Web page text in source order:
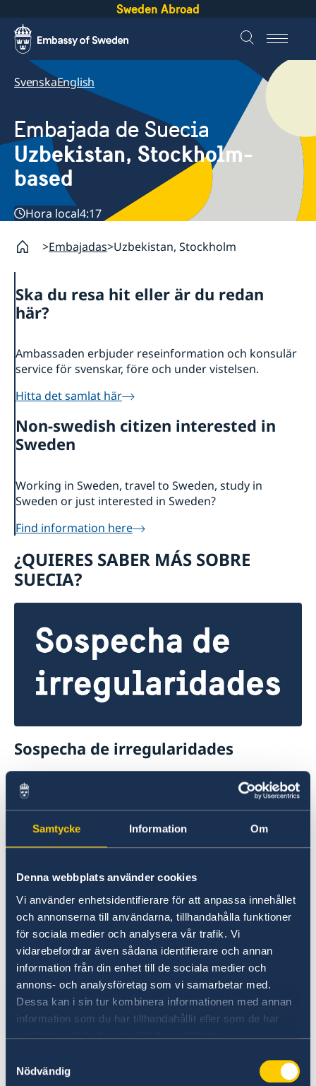
Samtycke Information Om
Denna webbplats använder cookies
Vi använder enhetsidentifierare för att anpassa innehållet
och annonserna till användarna, tillhandahålla funktioner
för sociala medier och analysera vår trafik. Vi
vidarebefordrar även sådana identifierare och annan
information från din enhet till de sociala medier och
annons- och analysföretag som vi samarbetar med.
Dessa kan i sin tur kombinera informationen med annan
information som du har tillhandahållit eller som de har
samlat in när du har använt deras tjänster.
Nödvändig
Sweden Abroad
SvenskaEnglish
Embajada de Suecia
Uzbekistan, Stockholm-
based
Hora local4:17
Embajadas Uzbekistan, Stockholm
Ska du resa hit eller är du redan
här?
Ambassaden erbjuder reseinformation och konsulär
service för svenskar, före och under vistelsen.
Hitta det samlat här
Non-swedish citizen interested in
Sweden
Working in Sweden, travel to Sweden, study in
Sweden or just interested in Sweden?
Find information here
¿QUIERES SABER MÁS SOBRE
SUECIA?
Sospecha de irregularidades
Si tiene quejas o sospechas de delitos o
irregularidades en relación con las actividades
del servicio exterior, puede denunciarlo al
Ministerio de Asuntos Exteriores de Suecia.
Suecia (en inglés)
Denuncie presuntos delitos u otras
irregularidades (en inglés)